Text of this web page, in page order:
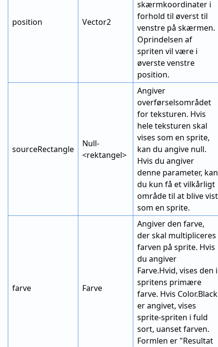
position Vector2
skærmkoordinater i
forhold til øverst til
venstre på skærmen.
Oprindelsen af
spriten vil være i
øverste venstre
position.
sourceRectangle
Null-
<rektangel>
Angiver
overførselsområdet
for teksturen. Hvis
hele teksturen skal
vises som en sprite,
kan du angive null.
Hvis du angiver
denne parameter, kan
du kun få et vilkårligt
område til at blive vist
som en sprite.
farve Farve
Angiver den farve,
der skal multipliceres
farven på sprite. Hvis
du angiver
Farve.Hvid, vises den i
spritens primære
farve. Hvis Color.Black
er angivet, vises
sprite-spriten i fuld
sort, uanset farven.
Formlen er "Resultat